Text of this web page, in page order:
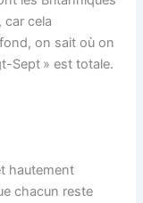
car cela
on sait où on
Sept » est totale.
hautement
chacun reste